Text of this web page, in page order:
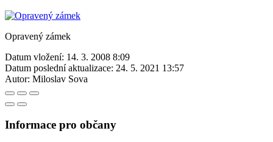
Opravený zámek
Datum vložení: 14. 3. 2008 8:09
Datum poslední aktualizace: 24. 5. 2021 13:57
Autor: Miloslav Sova
Informace pro občany